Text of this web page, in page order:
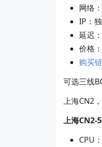
网络
IP：
延迟
价格
购买
可选三线
上海CN2
上海CN2-
CPU